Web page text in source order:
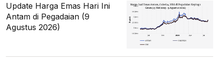
Update Harga Emas Hari Ini
Antam di Pegadaian (9
Agustus 2026)